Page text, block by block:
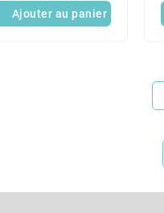
Ajouter au panier